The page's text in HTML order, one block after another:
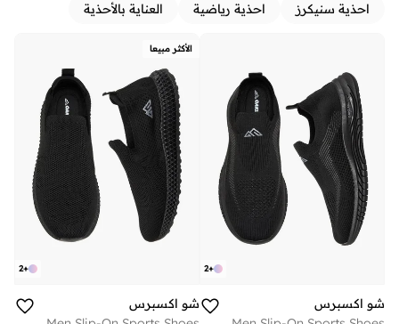
احذية سنيكرز احذية رياضية العناية بالأحذية
+
2
شو اكسبرس
الأكثر مبيعا
+
2
شو اكسبرس